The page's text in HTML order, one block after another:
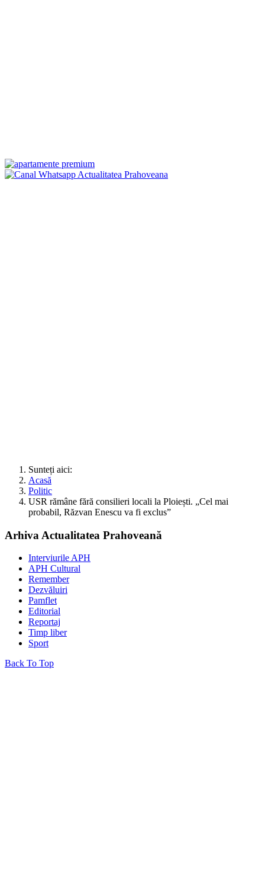
Sunteți aici:
Acasă
Politic
USR rămâne fără consilieri locali la Ploiești. „Cel mai
probabil, Răzvan Enescu va fi exclus”
Arhiva Actualitatea Prahoveană
Interviurile APH
APH Cultural
Remember
Dezvăluiri
Pamflet
Editorial
Reportaj
Timp liber
Sport
Back To Top